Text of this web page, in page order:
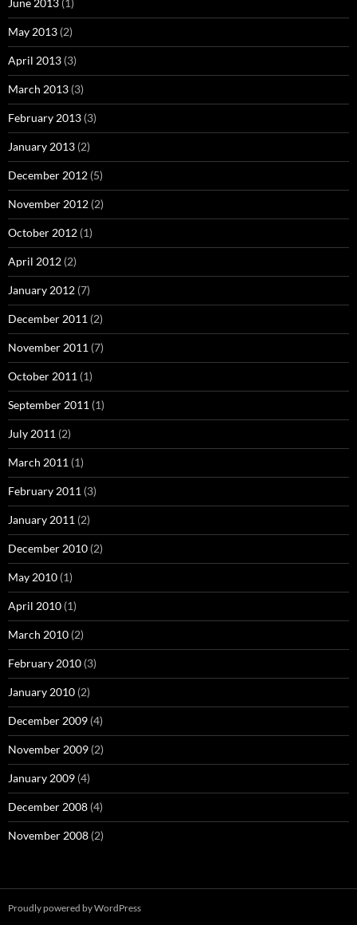
June 2013 (1)
May 2013 (2)
April 2013 (3)
March 2013 (3)
February 2013 (3)
January 2013 (2)
December 2012 (5)
November 2012 (2)
October 2012 (1)
April 2012 (2)
January 2012 (7)
December 2011 (2)
November 2011 (7)
October 2011 (1)
September 2011 (1)
July 2011 (2)
March 2011 (1)
February 2011 (3)
January 2011 (2)
December 2010 (2)
May 2010 (1)
April 2010 (1)
March 2010 (2)
February 2010 (3)
January 2010 (2)
December 2009 (4)
November 2009 (2)
January 2009 (4)
December 2008 (4)
November 2008 (2)
Proudly powered by WordPress